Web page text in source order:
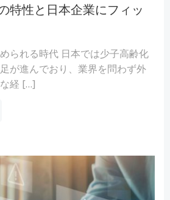
特性と日本企業にフィッ
られる時代 日本では少子高齢化
が進んでおり、業界を問わず外
経 […]